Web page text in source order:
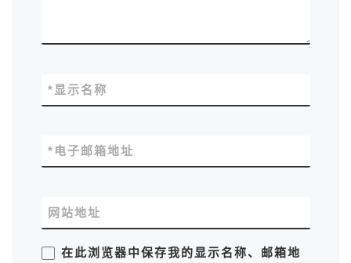
显示名称
*
电子邮箱地址
*
网站地址
在此浏览器中保存我的显示名称、邮箱地